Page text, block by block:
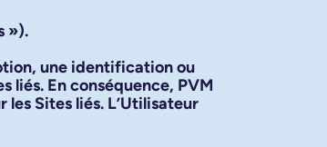
»).
une identification ou
liés. En conséquence, PVM
Sites liés. L’Utilisateur